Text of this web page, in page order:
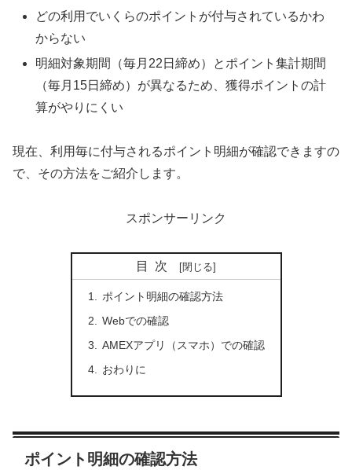
どの利用でいくらのポイントが付与されているかわ
からない
明細対象期間（毎月22日締め）とポイント集計期間
（毎月15日締め）が異なるため、獲得ポイントの計
算がやりにくい
現在、利用毎に付与されるポイント明細が確認できますの
で、その方法をご紹介します。
スポンサーリンク
目次
ポイント明細の確認方法
Webでの確認
AMEXアプリ（スマホ）での確認
おわりに
ポイント明細の確認方法